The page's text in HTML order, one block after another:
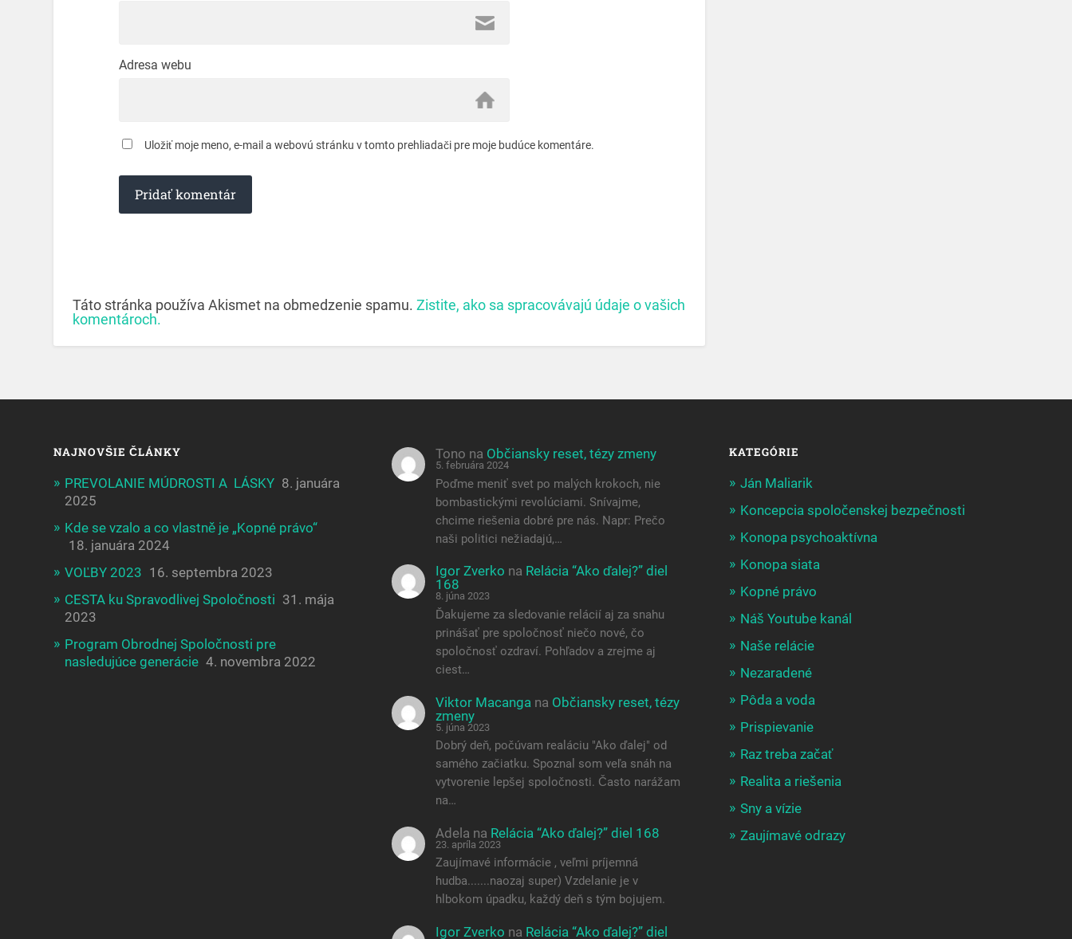
Adresa webu
Uložiť moje meno, e-mail a webovú stránku v tomto prehliadači pre moje budúce komentáre.
Táto stránka používa Akismet na obmedzenie spamu.Zistite, ako sa spracovávajú údaje o vašich
komentároch.
NAJNOVŠIE ČLÁNKY
PREVOLANIE MÚDROSTI A LÁSKY 8. januára
2025
Kde se vzalo a co vlastně je „Kopné právo“
18. januára 2024
VOĽBY 2023 16. septembra 2023
CESTA ku Spravodlivej Spoločnosti 31. mája
2023
Program Obrodnej Spoločnosti pre
nasledujúce generácie 4. novembra 2022
Tono na Občiansky reset, tézy zmeny
5. februára 2024
Poďme meniť svet po malých krokoch, nie
bombastickými revolúciami. Snívajme,
chcime riešenia dobré pre nás. Napr: Prečo
naši politici nežiadajú,…
Igor Zverko na Relácia “Ako ďalej?” diel
168
8. júna 2023
Ďakujeme za sledovanie relácií aj za snahu
prinášať pre spoločnosť niečo nové, čo
spoločnosť ozdraví. Pohľadov a zrejme aj
ciest…
Viktor Macanga na Občiansky reset, tézy
zmeny
5. júna 2023
Dobrý deň, počúvam realáciu "Ako ďalej" od
samého začiatku. Spoznal som veľa snáh na
vytvorenie lepšej spoločnosti. Často narážam
na…
Adela na Relácia “Ako ďalej?” diel 168
23. apríla 2023
Zaujímavé informácie , veľmi príjemná
hudba.......naozaj super) Vzdelanie je v
hlbokom úpadku, každý deň s tým bojujem.
Igor Zverko na Relácia “Ako ďalej?” diel
KATEGÓRIE
Ján Maliarik
Koncepcia spoločenskej bezpečnosti
Konopa psychoaktívna
Konopa siata
Kopné právo
Náš Youtube kanál
Naše relácie
Nezaradené
Pôda a voda
Prispievanie
Raz treba začať
Realita a riešenia
Sny a vízie
Zaujímavé odrazy